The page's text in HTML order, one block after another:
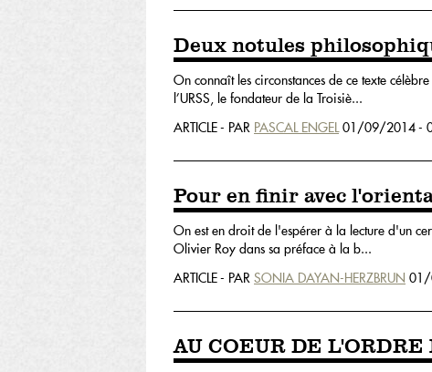
Deux notules
On connaît les circonstances de ce texte
l’URSS, le fondateur de la Troisiè...
ARTICLE - PAR PASCAL ENGEL01/09/2014 - 0
Pour en finir avec
On est en droit de l'espérer à la lecture d'un
Olivier Roy dans sa préface à la b...
ARTICLE - PAR SONIA DAYAN-HERZBRUN 01/
AU COEUR DE